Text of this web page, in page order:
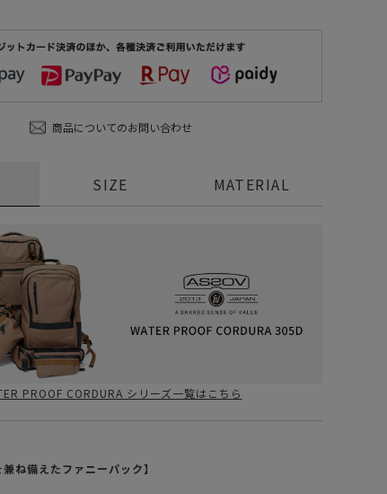
商品についてのお問い合わせ
PROOF CORDURA シリーズ一覧はこちら
兼ね備えたファニーパック】
SIZE MATERIAL